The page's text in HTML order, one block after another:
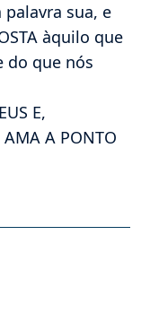
palavra sua, e
àquilo que
do que nós
E,
AMA A PONTO